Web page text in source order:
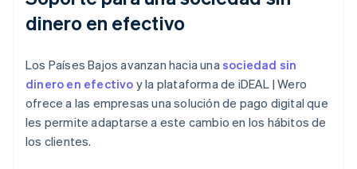
dinero en efectivo
Los Países Bajos avanzan hacia unasociedad sin
dinero en efectivo y la plataforma de iDEAL | Wero
ofrece a las empresas una solución de pago digital que
les permite adaptarse a este cambio en los hábitos de
los clientes.